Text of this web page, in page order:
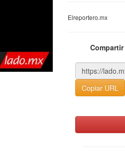
Elreportero.mx
Copiar URL